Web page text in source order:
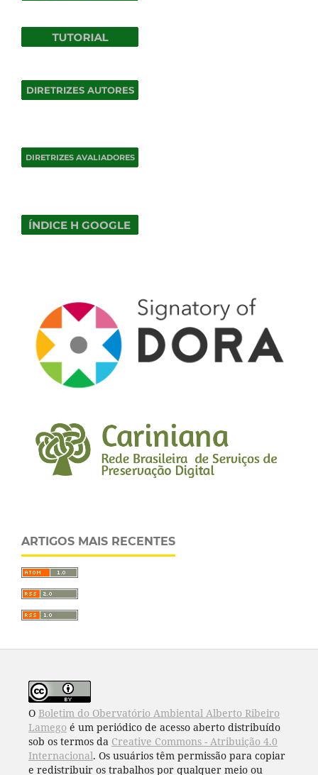
ARTIGOS MAIS RECENTES
O Boletim do Obervatório Ambiental Alberto Ribeiro
Lamego é um periódico de acesso aberto distribuído
sob os termos da Creative Commons - Atribuição 4.0
Internacional. Os usuários têm permissão para copiar
e redistribuir os trabalhos por qualquer meio ou